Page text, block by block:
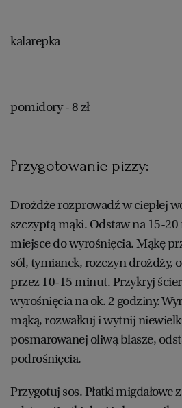
kalarepka
pomidory - 8 zł
Przygotowanie pizzy:
Drożdże rozprowadź w ciepłej
szczyptą mąki. Odstaw na 15-20
miejsce do wyrośnięcia. Mąkę
sól, tymianek, rozczyn drożdży,
przez 10-15 minut. Przykryj
wyrośnięcia na ok. 2 godziny.
mąką, rozwałkuj i wytnij
posmarowanej oliwą blasze,
podrośnięcia.
Przygotuj sos. Płatki migdałowe